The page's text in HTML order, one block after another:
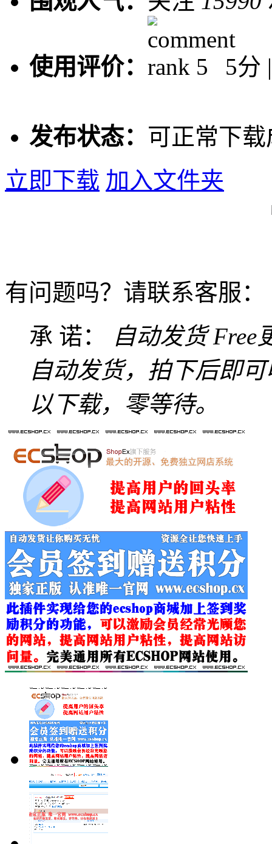
使用评价： 5分
发布状态： 可正常下
立即下载 加入文件夹
有问题吗？请联系客服：
承 诺：
自动发货 Free
自动发货，拍下后即
以下载，零等待。